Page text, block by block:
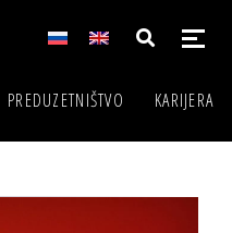
PREDUZETNIŠTVO KARIJERA